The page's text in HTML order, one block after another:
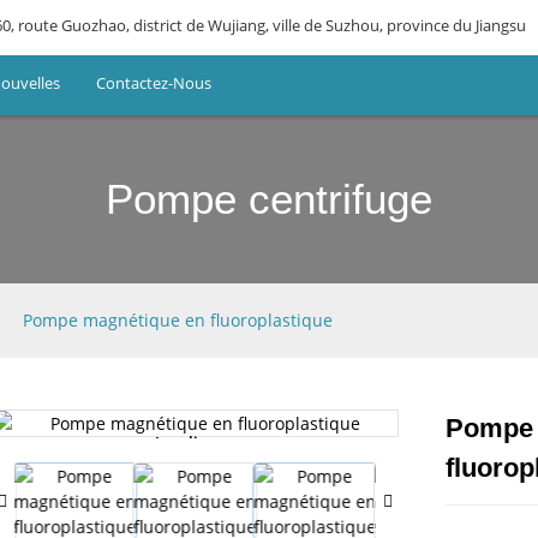
route Guozhao, district de Wujiang, ville de Suzhou, province du Jiangsu
Contactez-Nous
Pompe centrifuge
Pompe magnétique en fluoroplastique
Loading...
Loading...